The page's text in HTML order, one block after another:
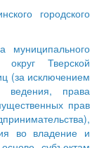
городского
муниципального
округ Тверской
(за исключением
ведения, права
прав
во владение и